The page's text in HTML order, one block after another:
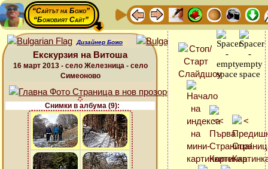
“Сайтът на Божо”
“Божовият Сайт”
Дизайнер Божо
Екскурзия на Витоша
16 март 2013 - село Железница - село
Симеоново
Снимки в албума (9):